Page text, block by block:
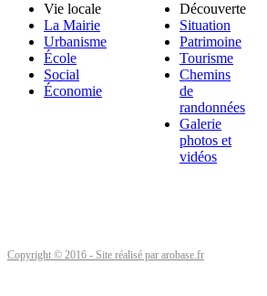
Vie locale
La Mairie
Urbanisme
École
Social
Économie
Découverte
Situation
Patrimoine
Tourisme
Chemins
de
randonnées
Galerie
photos et
vidéos
Copyright © 2016 - Site réalisé par arobase.fr